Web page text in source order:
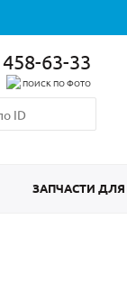
63-33
ПОИСК ПО ФОТО
ЗАПЧАСТИ